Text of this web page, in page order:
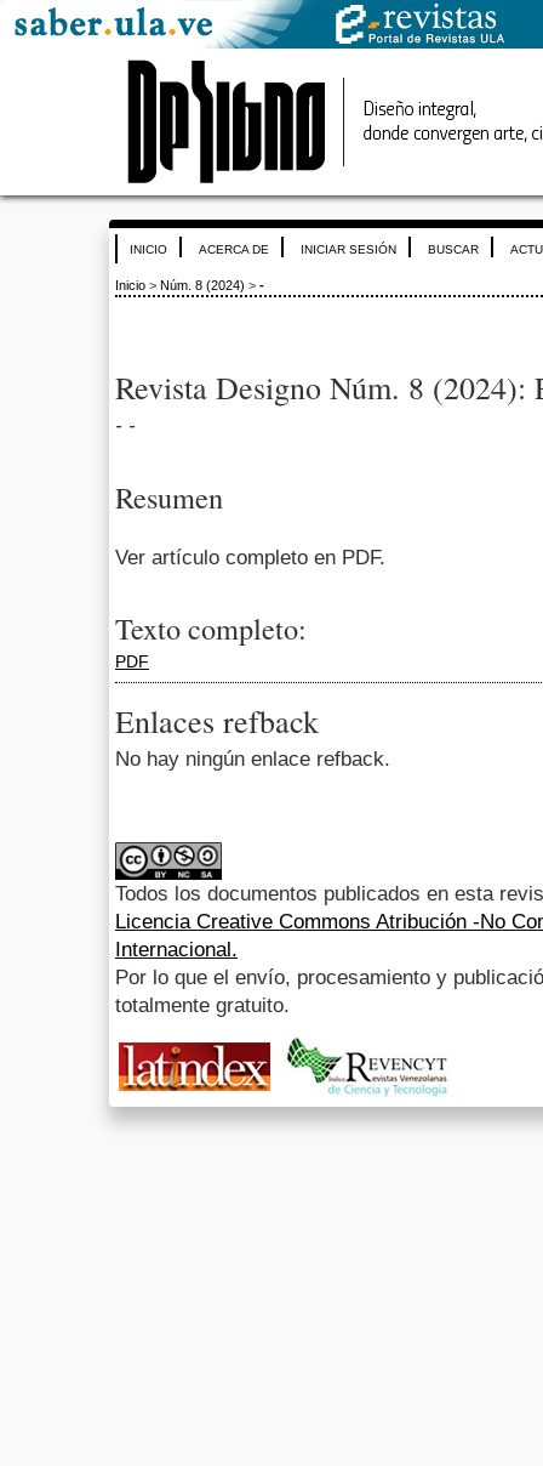
INICIO ACERCA DE INICIAR SESIÓN BUSCAR
Inicio > Núm. 8 (2024) > -
Revista Designo Núm. 8
- -
Resumen
Ver artículo completo en PDF.
Texto completo:
PDF
Enlaces refback
No hay ningún enlace refback.
Todos los documentos publicados en esta
Licencia Creative Commons Atribución -No
Internacional.
Por lo que el envío, procesamiento y
totalmente gratuito.